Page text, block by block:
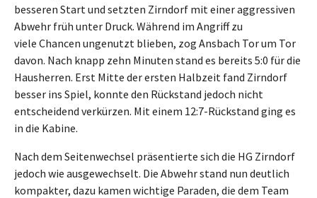
besseren Start und setzten Zirndorf mit einer aggressiven
Abwehr früh unter Druck. Während im Angriff zu
viele Chancen ungenutzt blieben, zog Ansbach Tor um Tor
davon. Nach knapp zehn Minuten stand es bereits 5:0 für die
Hausherren. Erst Mitte der ersten Halbzeit fand Zirndorf
besser ins Spiel, konnte den Rückstand jedoch nicht
entscheidend verkürzen. Mit einem 12:7-Rückstand ging es
in die Kabine.
Nach dem Seitenwechsel präsentierte sich die HG Zirndorf
jedoch wie ausgewechselt. Die Abwehr stand nun deutlich
kompakter, dazu kamen wichtige Paraden, die dem Team